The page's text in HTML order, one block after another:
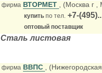
фирма ВТОРМЕТ , (Москва г
купить по тел. +7-(495)..
оптовый поставщик
Сталь листовая
фирма ВВПС ,